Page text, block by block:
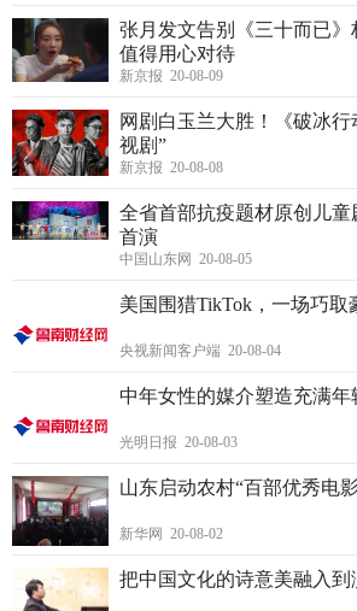
张月发文告别《三十而已
值得用心对待
新京报 20-08-09
网剧白玉兰大胜！《破冰
视剧”
新京报 20-08-08
全省首部抗疫题材原创儿
首演
中国山东网 20-08-05
美国围猎TikTok，一场巧取
央视新闻客户端 20-08-04
中年女性的媒介塑造充满年
光明日报 20-08-03
山东启动农村“百部优秀电
新华网 20-08-02
把中国文化的诗意美融入到